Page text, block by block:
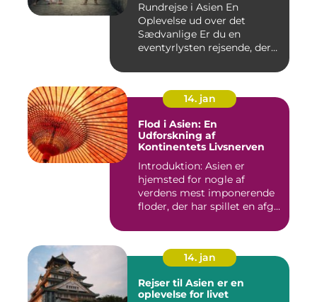
Rundrejse i Asien En
Oplevelse ud over det
Sædvanlige Er du en
eventyrlysten rejsende, der
14. jan
Flod i Asien: En
Udforskning af
Kontinentets Livsnerven
Introduktion: Asien er
hjemsted for nogle af
verdens mest imponerende
floder, der har spillet en afg...
14. jan
Rejser til Asien er en
oplevelse for livet